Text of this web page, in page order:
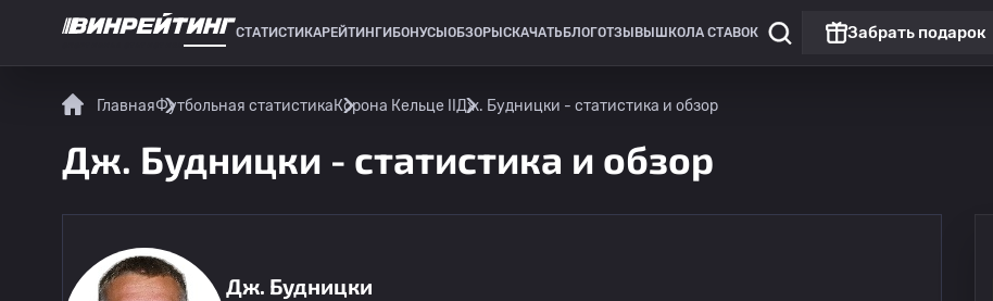
СТАТИСТИКАРЕЙТИНГИ БОНУСЫ ОБЗОРЫ СКАЧАТЬ БЛОГОТЗЫВЫ ШКОЛА СТАВОК Забрать подарок
ГлавнаяФутбольная статистикаКорона Кельце II Дж. Будницки - статистика и обзор
Дж. Будницки - статистика и обзор
Дж. Будницки